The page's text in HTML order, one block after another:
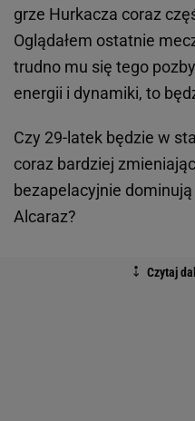
grze Hurkacza coraz
Oglądałem ostatnie
trudno mu się tego
energii i dynamiki, to
Czy 29-latek będzie w
coraz bardziej
bezapelacyjnie
Alcaraz?